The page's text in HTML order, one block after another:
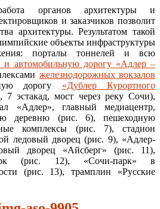
органов архитектуры и
и заказчиков позволит
архитектуры. Результатом такой
объекты инфраструктуры
порталы тоннелей и всю
автомобильную дорогу «Адлер –
железнодорожных вокзалов
дорогу «Дублер Курортного
7 эстакад, мост через реку Сочи),
«Адлер», главный медиацентр,
деревню (рис. 6), пешеходную
комплексы (рис. 7), стадион
ледовый дворец (рис. 9), «Адлер-
дворец «Айсберг» (рис. 11),
(рис. 12), «Сочи-парк» в
(рис. 13), трамплин «Русские